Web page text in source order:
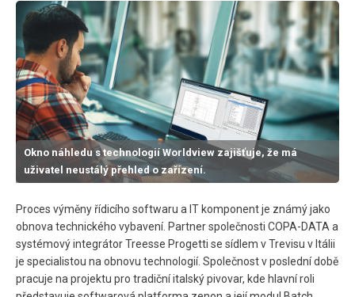
Okno náhledu s technologií Worldview zajišťuje, že má
uživatel neustálý přehled o zařízení.
Proces výměny řídicího softwaru a IT komponent je známý jako
obnova technického vybavení. Partner společnosti COPA-DATA a
systémový integrátor Treesse Progetti se sídlem v Trevisu v Itálii
je specialistou na obnovu technologií. Společnost v poslední době
pracuje na projektu pro tradiční italský pivovar, kde hlavní roli